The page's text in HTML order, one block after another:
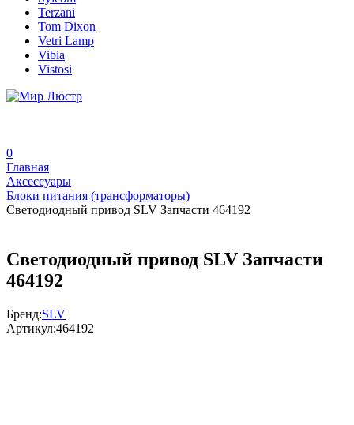
Terzani
Tom Dixon
Vetri Lamp
Vibia
Vistosi
0
Главная
Аксессуары
Блоки питания (трансформаторы)
Светодиодный привод SLV Запчасти 464192
Светодиодный привод SLV Запчасти
464192
Бренд:SLV
Артикул:464192